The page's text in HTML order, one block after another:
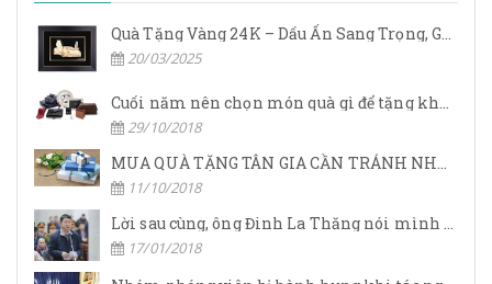
Quà Tặng Vàng 24K – Dấu Ấn Sang Trọng, Giá Trị Vĩnh Cửu
20/03/2025
Cuối năm nên chọn món quà gì để tặng khách hàng.
29/10/2018
MUA QUÀ TẶNG TÂN GIA CẦN TRÁNH NHỮNG GÌ?
11/10/2018
Lời sau cùng, ông Đinh La Thăng nói mình nợ nhân dân quá nhiều
17/01/2018